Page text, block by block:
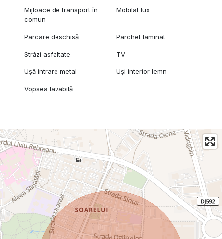
Mijloace de transport în
comun
Mobilat lux
Parcare deschisă Parchet laminat
Străzi asfaltate TV
Ușă intrare metal Uși interior lemn
Vopsea lavabilă